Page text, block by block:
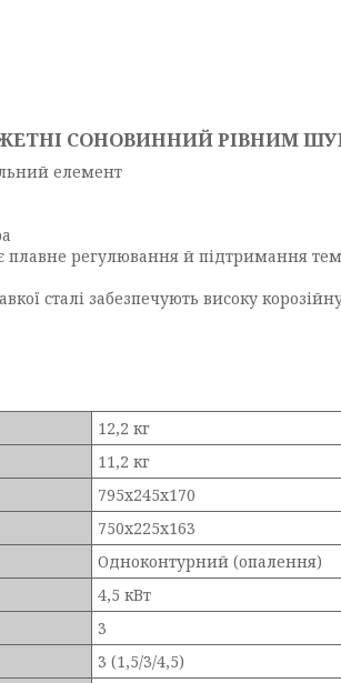
СОНОВИННИЙ РІВНИМ
елемент
плавне регулювання й підтримання
сталі забезпечують високу корозійну
12,2 кг
11,2 кг
795х245х170
750х225х163
Одноконтурний (опалення)
4,5 кВт
3
3 (1,5/3/4,5)